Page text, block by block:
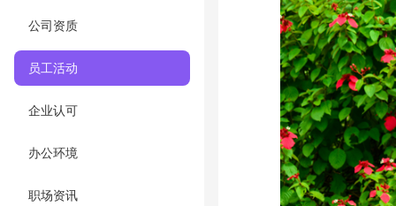
公司资质
员工活动
企业认可
办公环境
职场资讯